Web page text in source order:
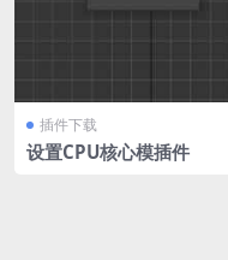
插件下载
设置CPU核心模插件